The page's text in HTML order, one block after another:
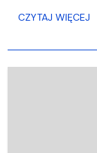
CZYTAJ WIĘCEJ